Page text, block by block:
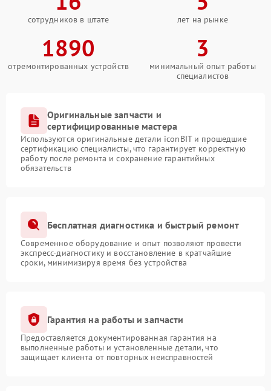
сотрудников в штате лет на рынке
1890
отремонтированных устройств
3
минимальный опыт работы
специалистов
Оригинальные запчасти и
сертифицированные мастера
Используются оригинальные детали iconBIT и прошедшие
сертификацию специалисты, что гарантирует корректную
работу после ремонта и сохранение гарантийных
обязательств
Бесплатная диагностика и быстрый ремонт
Современное оборудование и опыт позволяют провести
экспресс-диагностику и восстановление в кратчайшие
сроки, минимизируя время без устройства
Гарантия на работы и запчасти
Предоставляется документированная гарантия на
выполненные работы и установленные детали, что
защищает клиента от повторных неисправностей